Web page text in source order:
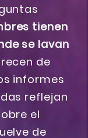
tienen
se lavan
de
informes
reflejan
el
de